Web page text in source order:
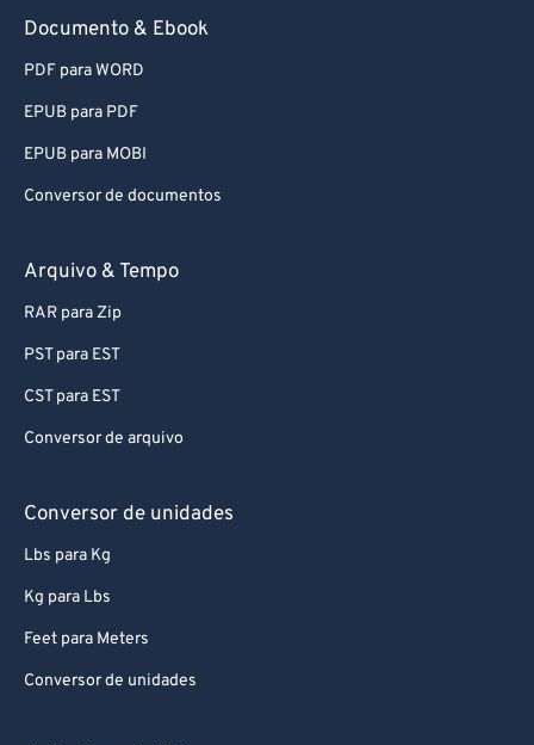
Documento & Ebook
PDF para WORD
EPUB para PDF
EPUB para MOBI
Conversor de documentos
Arquivo & Tempo
RAR para Zip
PST para EST
CST para EST
Conversor de arquivo
Conversor de unidades
Lbs para Kg
Kg para Lbs
Feet para Meters
Conversor de unidades